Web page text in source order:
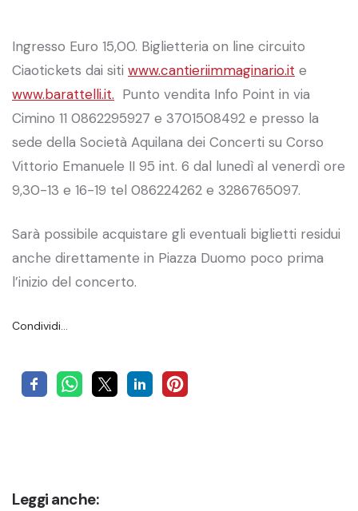
Ingresso Euro 15,00. Biglietteria on line circuito
Ciaotickets dai siti www.cantieriimmaginario.it e
www.barattelli.it. Punto vendita Info Point in via
Cimino 11 0862295927 e 3701508492 e presso la
sede della Società Aquilana dei Concerti su Corso
Vittorio Emanuele II 95 int. 6 dal lunedì al venerdì ore
9,30-13 e 16-19 tel 086224262 e 3286765097.
Sarà possibile acquistare gli eventuali biglietti residui
anche direttamente in Piazza Duomo poco prima
l’inizio del concerto.
Condividi…
Leggi anche: